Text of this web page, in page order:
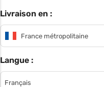
Livraison en :
France métropolitaine
Langue :
Français